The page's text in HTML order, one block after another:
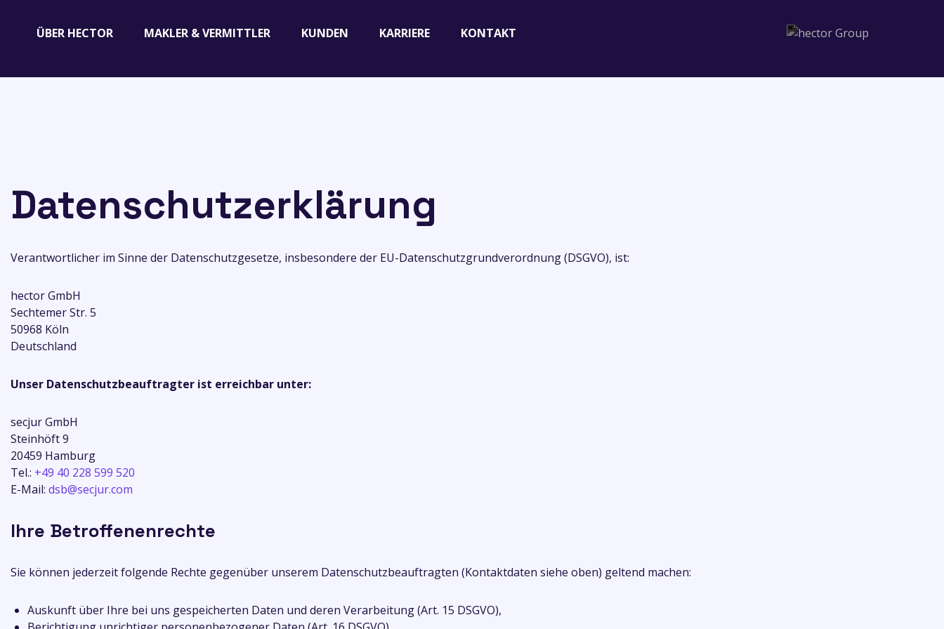
ÜBER HECTOR MAKLER & VERMITTLER KUNDEN KARRIERE KONTAKT
Datenschutzerklärung
Verantwortlicher im Sinne der Datenschutzgesetze, insbesondere der EU-Datenschutzgrundverordnung (DSGVO), ist:
hector GmbH
Sechtemer Str. 5
50968 Köln
Deutschland
Unser Datenschutzbeauftragter ist erreichbar unter:
secjur GmbH
Steinhöft 9
20459 Hamburg
Tel.: +49 40 228 599 520
E-Mail: dsb@secjur.com
Ihre Betroffenenrechte
Sie können jederzeit folgende Rechte gegenüber unserem Datenschutzbeauftragten (Kontaktdaten siehe oben) geltend machen:
Auskunft über Ihre bei uns gespeicherten Daten und deren Verarbeitung (Art. 15 DSGVO),